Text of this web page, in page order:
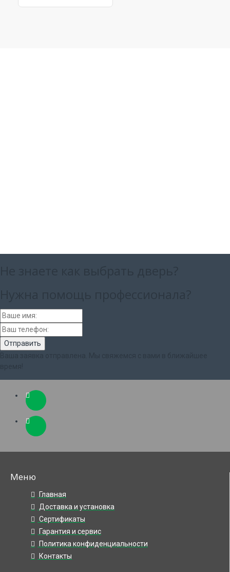
Меню
Главная
Доставка и установка
Сертификаты
Гарантия и сервис
Политика конфиденциальности
Контакты